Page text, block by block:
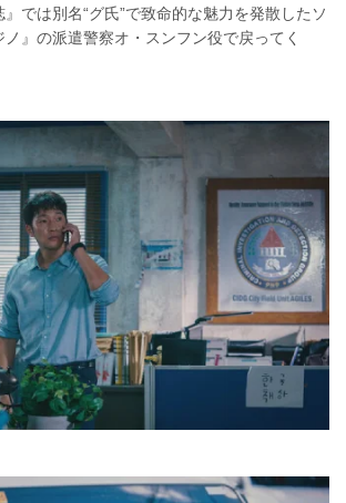
では別名“グ氏”で致命的な魅力を発散したソ
』の派遣警察オ・スンフン役で戻ってく